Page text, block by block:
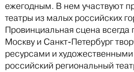
ежегодным. В нем участвуют
театры из малых российских
Провинциальная сцена всегда
Москву и Санкт-Петербург
ресурсами и
российский региональный